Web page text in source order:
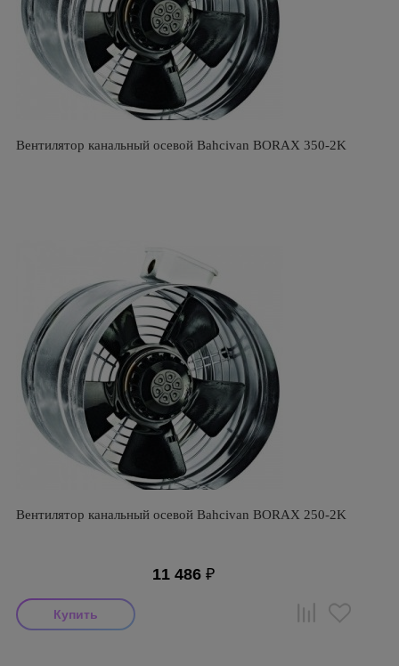
Вентилятор канальный осевой Bahcivan BORAX 350-2K
Вентилятор канальный осевой Bahcivan BORAX 250-2K
11 486 ₽